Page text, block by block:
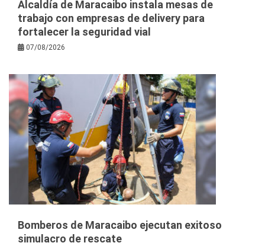
Alcaldía de Maracaibo instala mesas de
trabajo con empresas de delivery para
fortalecer la seguridad vial
07/08/2026
Bomberos de Maracaibo ejecutan exitoso
simulacro de rescate